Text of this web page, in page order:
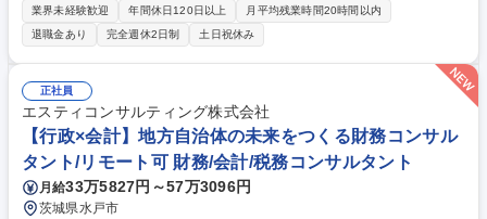
道料金に関するお客様窓口の運営・水道メーターの検針データ管理、料金
請求・収納に関する事務・水道メーターの調査や元栓の開閉作業 ・上記に
関する事務スタッフ・検針スタッフの管理 【入社後】座学による研修に加
え先輩社員のOJTで段階的に業務を学びますので、未経験の方でも安心し
てスキルアップすることが可能です。その後は業務の習得度に応じて、ス
タッフのマネジメントや品質管理、業務改善に携わっていただきます。将
来的には、新規案件の獲得を目指す営業業務や、新規プロジェクトのマネ
ジメントまで担っていただくことを期待します。 募集職種 【足利市】公
共インフラを支える水道事業運営スタッフ／年休122日／土日祝休
業界未経験歓迎 年間休日120日以上
月平均残業時間20時間以内
退職金あり
完全週休2日制 土日祝休み
正社員
エスティコンサルティング株式会社
【行政×会計】地方自治体の未来をつくる財務コンサル
タント/リモート可 財務/会計/税務コンサルタント
月給33万5827円～57万3096円
茨城県水戸市